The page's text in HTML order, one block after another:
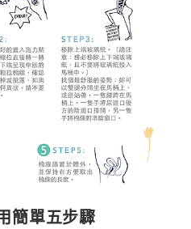
簡單五步驟